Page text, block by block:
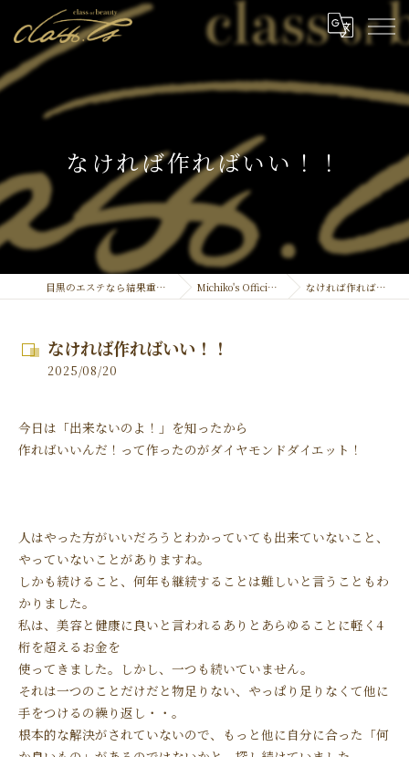
なければ作ればいい！！
目黒のエステなら結果重視のclassty Michiko's Official ''Blog'' なければ作ればいい！！
なければ作ればいい！！
2025/08/20
今日は「出来ないのよ！」を知ったから
作ればいいんだ！って作ったのがダイヤモンドダイエット！
人はやった方がいいだろうとわかっていても出来ていないこと、
やっていないことがありますね。
しかも続けること、何年も継続することは難しいと言うこともわ
かりました。
私は、美容と健康に良いと言われるありとあらゆることに軽く4
桁を超えるお金を
使ってきました。しかし、一つも続いていません。
それは一つのことだけだと物足りない、やっぱり足りなくて他に
手をつけるの繰り返し・・。
根本的な解決がされていないので、もっと他に自分に合った「何